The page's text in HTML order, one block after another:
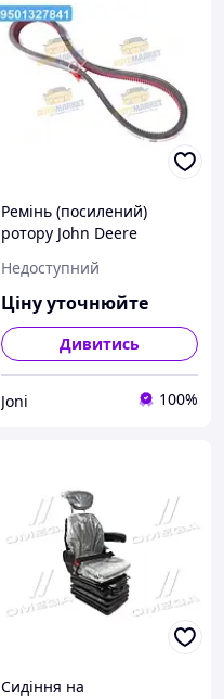
Ремінь (посилений)
ротору John Deere
Недоступний
Ціну уточнюйте
Дивитись
Joni 100%
Сидіння на